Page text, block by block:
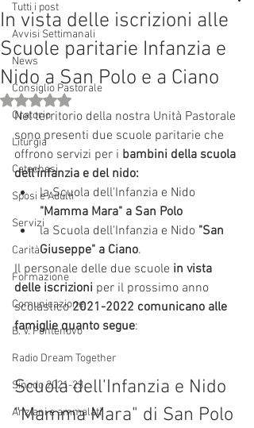
Tutti i post
Avvisi Settimanali
News
Consiglio Pastorale
Oratorio
Liturgia
Catechesi
Sposi e Adulti
Servizi
Carità
Formazione
Comunicazione
B. V. Pontenovo
Radio Dream Together
Sinodo 2021-23
Anziani e ammalati
In vista delle iscrizioni alle
Scuole paritarie Infanzia e
Nido a San Polo e a Ciano
Valutazione NaN stelle su 5.
Nel territorio della nostra Unità Pastorale
sono presenti due scuole paritarie che
offrono servizi per i bambini della scuola
dell'infanzia e del nido:
la Scuola dell'Infanzia e Nido
"Mamma Mara" a San Polo
la Scuola dell'Infanzia e Nido "San
Giuseppe" a Ciano.
Il personale delle due scuole in vista
delle iscrizioni per il prossimo anno
scolastico 2021-2022 comunicano alle
famiglie quanto segue:
Scuola dell'Infanzia e Nido
"Mamma Mara" di San Polo